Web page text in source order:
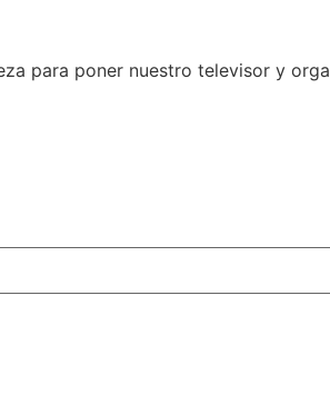
para poner nuestro televisor y